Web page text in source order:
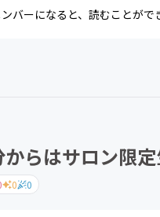
バーになると、読むことがで
らはサロン限定
0 0